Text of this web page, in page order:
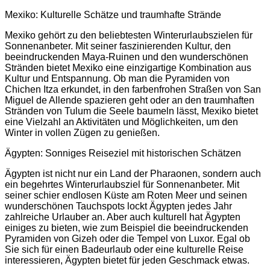
Mexiko: Kulturelle Schätze und traumhafte Strände
Mexiko gehört zu den beliebtesten Winterurlaubszielen für
Sonnenanbeter. Mit seiner faszinierenden Kultur, den
beeindruckenden Maya-Ruinen und den wunderschönen
Stränden bietet Mexiko eine einzigartige Kombination aus
Kultur und Entspannung. Ob man die Pyramiden von
Chichen Itza erkundet, in den farbenfrohen Straßen von San
Miguel de Allende spazieren geht oder an den traumhaften
Stränden von Tulum die Seele baumeln lässt, Mexiko bietet
eine Vielzahl an Aktivitäten und Möglichkeiten, um den
Winter in vollen Zügen zu genießen.
Ägypten: Sonniges Reiseziel mit historischen Schätzen
Ägypten ist nicht nur ein Land der Pharaonen, sondern auch
ein begehrtes Winterurlaubsziel für Sonnenanbeter. Mit
seiner schier endlosen Küste am Roten Meer und seinen
wunderschönen Tauchspots lockt Ägypten jedes Jahr
zahlreiche Urlauber an. Aber auch kulturell hat Ägypten
einiges zu bieten, wie zum Beispiel die beeindruckenden
Pyramiden von Gizeh oder die Tempel von Luxor. Egal ob
Sie sich für einen Badeurlaub oder eine kulturelle Reise
interessieren, Ägypten bietet für jeden Geschmack etwas.